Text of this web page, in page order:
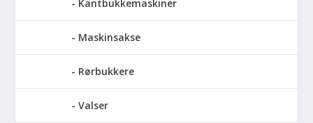
Kantbukkemaskiner
Maskinsakse
Rørbukkere
Valser